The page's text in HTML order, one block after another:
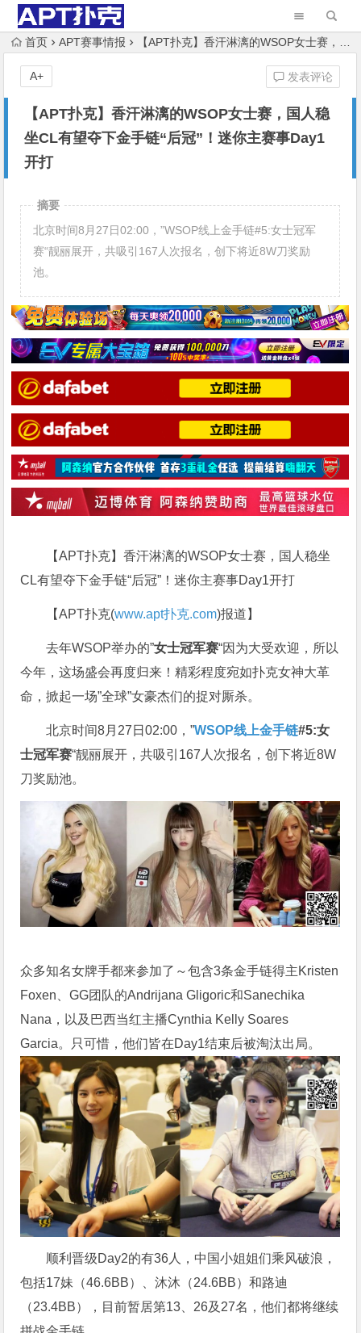
首页 APT赛事情报 【APT扑克】香汗淋漓的WSOP女士赛，国人稳坐CL有望夺下金手链“后冠”！迷你主赛事Day1开打
【APT扑克】香汗淋漓的WSOP女士赛，国人稳
坐CL有望夺下金手链“后冠”！迷你主赛事Day1
开打
发表评论
A+
摘要
北京时间8月27日02:00，”WSOP线上金手链#5:女士冠军
赛“靓丽展开，共吸引167人次报名，创下将近8W刀奖励
池。
【APT扑克】香汗淋漓的WSOP女士赛，国人稳坐
CL有望夺下金手链“后冠”！迷你主赛事Day1开打
【APT扑克(www.apt扑克.com)报道】
去年WSOP举办的”女士冠军赛“因为大受欢迎，所以
今年，这场盛会再度归来！精彩程度宛如扑克女神大革
命，掀起一场”全球”女豪杰们的捉对厮杀。
北京时间8月27日02:00，”WSOP线上金手链#5:女
士冠军赛“靓丽展开，共吸引167人次报名，创下将近8W
刀奖励池。
众多知名女牌手都来参加了～包含3条金手链得主Kristen
Foxen、GG团队的Andrijana Gligoric和Sanechika
Nana，以及巴西当红主播Cynthia Kelly Soares
Garcia。只可惜，他们皆在Day1结束后被淘汰出局。
顺利晋级Day2的有36人，中国小姐姐们乘风破浪，
包括17妹（46.6BB）、沐沐（24.6BB）和路迪
（23.4BB），目前暂居第13、26及27名，他们都将继续